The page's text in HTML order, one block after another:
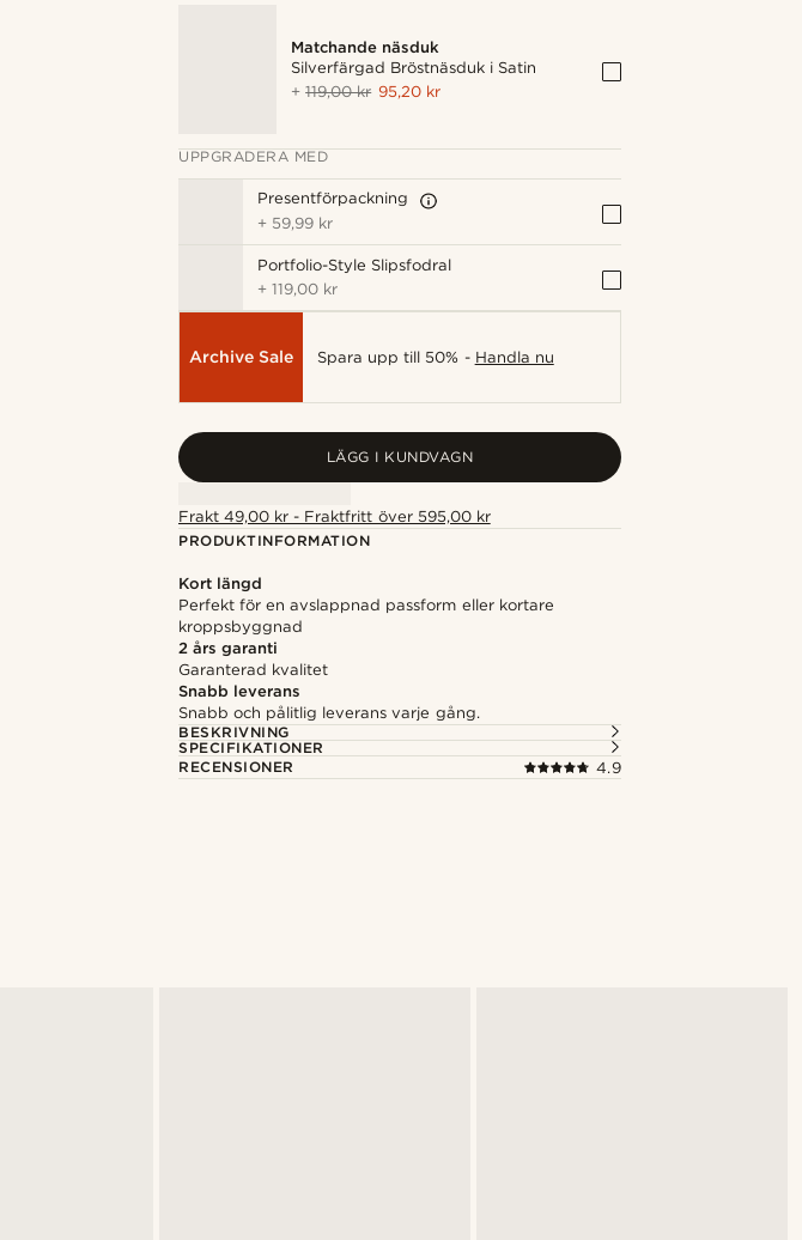
Matchande näsduk
Silverfärgad Bröstnäsduk i Satin
+119,00 kr 95,20 kr
UPPGRADERA MED
Presentförpackning
+ 59,99 kr
Portfolio-Style Slipsfodral
+119,00 kr
Archive Sale Spara upp till 50% - Handla nu
LÄGG I KUNDVAGN
Frakt 49,00 kr - Fraktfritt över 595,00 kr
PRODUKTINFORMATION
Kort längd
Perfekt för en avslappnad passform eller kortare
kroppsbyggnad
2 års garanti
Garanterad kvalitet
Snabb leverans
Snabb och pålitlig leverans varje gång.
BESKRIVNING
SPECIFIKATIONER
RECENSIONER
4.9